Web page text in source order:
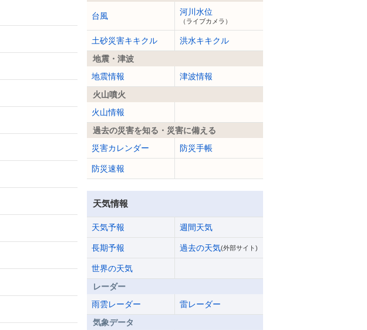
台風 河川水位
（ライブカメラ）
土砂災害キキクル
洪水キキクル
地震・津波
地震情報
津波情報
火山噴火
火山情報
過去の災害を知る・災害に備える
災害カレンダー
防災手帳
防災速報
天気情報
天気予報 週間天気
長期予報 過去の天気(外部サイト)
世界の天気
レーダー
雨雲レーダー
雷レーダー
気象データ